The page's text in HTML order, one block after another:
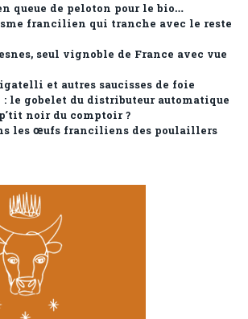
queue de peloton pour le bio…
francilien qui tranche avec le reste
seul vignoble de France avec vue
et autres saucisses de foie
: le gobelet du distributeur automatique
noir du comptoir ?
les œufs franciliens des poulaillers